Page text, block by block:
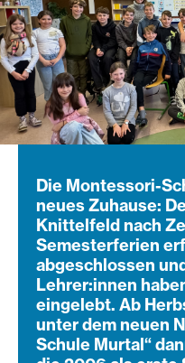
Die Montessori-
neues Zuhause:
Knittelfeld nach
Semesterferien
abgeschlossen
Lehrer:innen
eingelebt. Ab
unter dem neuen
Schule Murtal“